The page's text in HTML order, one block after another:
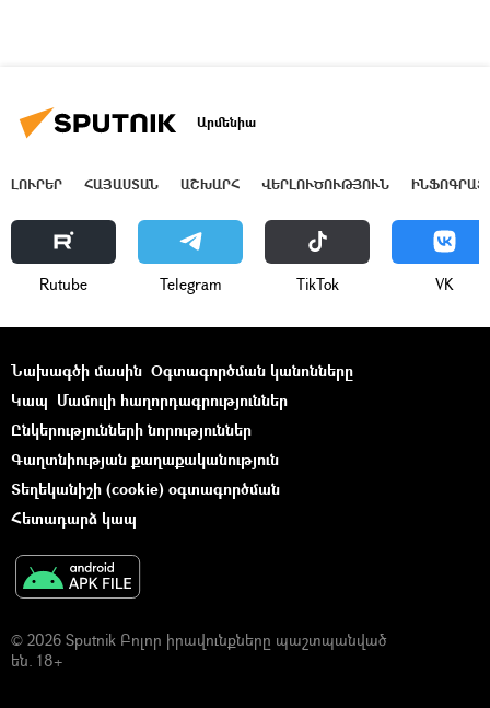
Արմենիա
ԼՈՒՐԵՐ ՀԱՅԱՍՏԱՆ ԱՇԽԱՐՀ ՎԵՐԼՈՒԾՈՒԹՅՈՒՆ
Rutube Telegram ТikТоk VK
Նախագծի մասին Օգտագործման կանոնները
Կապ Մամուլի հաղորդագրություններ
Ընկերությունների նորություններ
Գաղտնիության քաղաքականություն
Տեղեկանիշի (cookie) օգտագործման
Հետադարձ կապ
© 2026 Sputnik Բոլոր իրավունքները պաշտպանված
են. 18+